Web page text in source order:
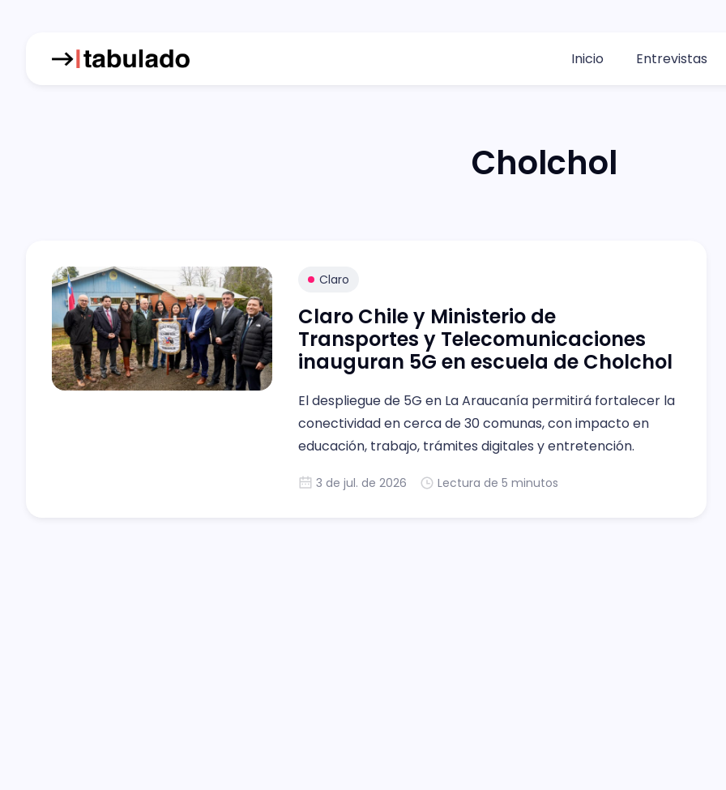
Inicio Entrevistas
Cholchol
Claro
Claro Chile y Ministerio de
Transportes y Telecomunicaciones
inauguran 5G en escuela de Cholchol
El despliegue de 5G en La Araucanía permitirá fortalecer la
conectividad en cerca de 30 comunas, con impacto en
educación, trabajo, trámites digitales y entretención.
3 de jul. de 2026 Lectura de 5 minutos